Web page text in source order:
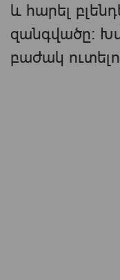
և հարել
զանգվածը։
բաժակ